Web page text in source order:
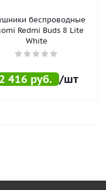
беспроводные
Redmi Buds 8 Lite
White
2 416 руб. /шт